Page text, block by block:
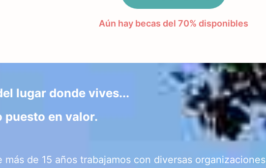
Aún hay becas del 70% disponibles
lugar donde vives...
puesto en valor.
más de 15 años trabajamos con diversas organizaciones